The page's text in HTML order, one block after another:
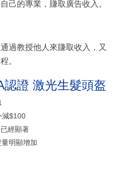
己的專業，賺取廣告收入。
過教授他人來賺取收入，又
。
證 激光生髮頭盔
減$100
經顯著
明顯增加